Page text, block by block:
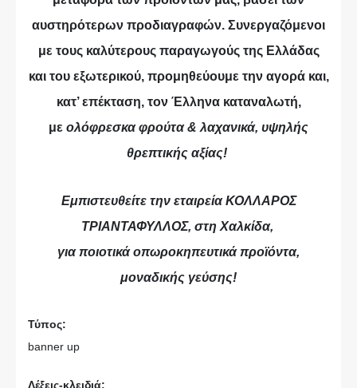
αυστηρότερων προδιαγραφών. Συνεργαζόμενοι
με τους καλύτερους παραγωγούς της Ελλάδας
και του εξωτερικού, προμηθεύουμε την αγορά και,
κατ’ επέκταση, τον Έλληνα καταναλωτή,
με ολόφρεσκα φρούτα & λαχανικά, υψηλής
θρεπτικής αξίας!
Εμπιστευθείτε την εταιρεία ΚΟΛΛΑΡΟΣ
ΤΡΙΑΝΤΑΦΥΛΛΟΣ, στη Χαλκίδα,
για ποιοτικά οπωροκηπευτικά προϊόντα,
μοναδικής γεύσης!
Τύπος:
banner up
Λέξεις-κλειδιά: